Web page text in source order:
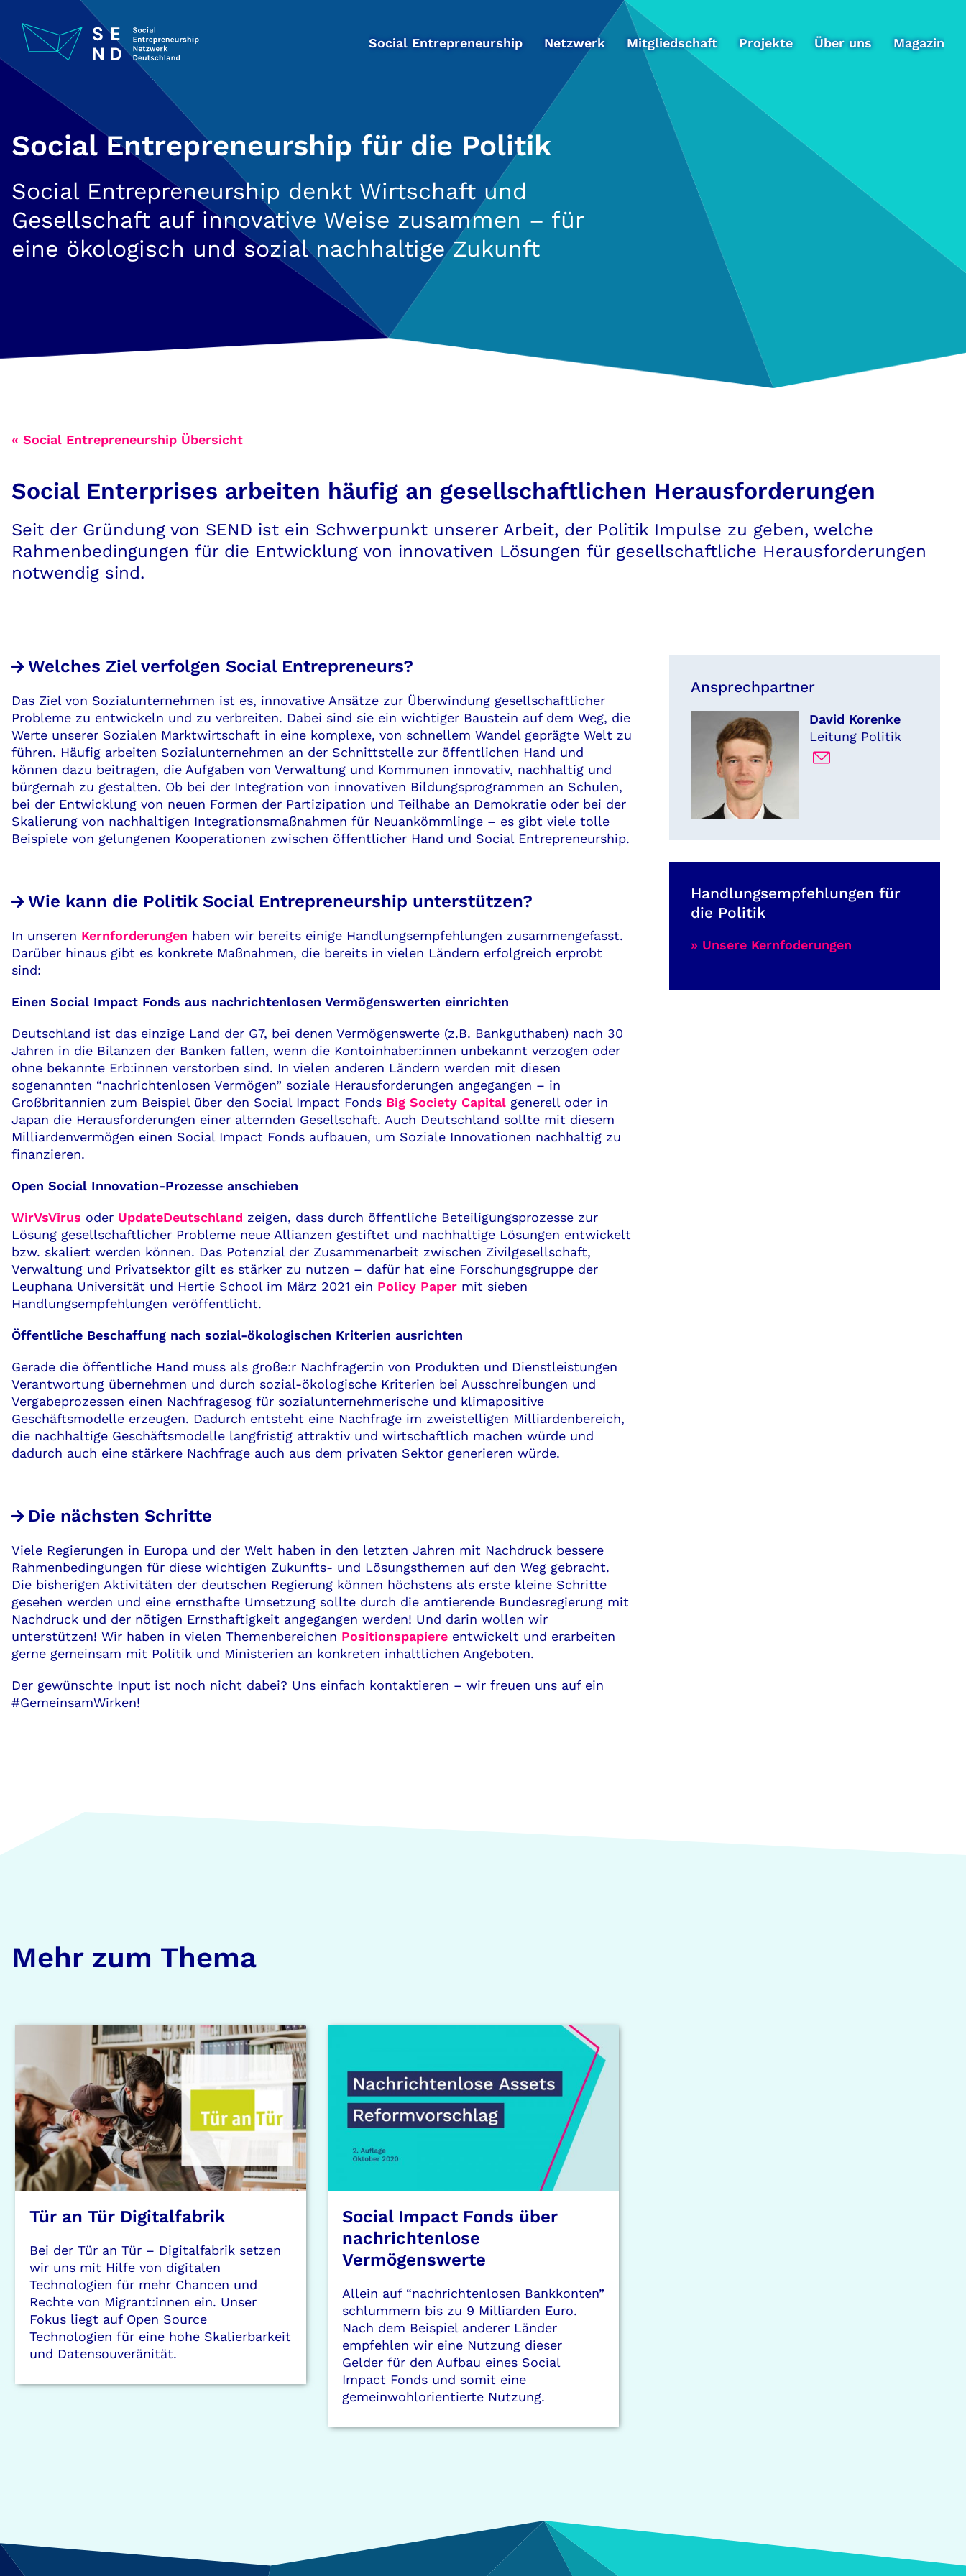
Inhalt
springen
Social Entrepreneurship Netzwerk Mitgliedschaft Projekte Über uns Magazin
Social Entrepreneurship für die Politik
Social Entrepreneurship denkt Wirtschaft und
Gesellschaft auf innovative Weise zusammen – für
eine ökologisch und sozial nachhaltige Zukunft
« Social Entrepreneurship Übersicht
Social Enterprises arbeiten häufig an gesellschaftlichen Herausforderungen
Seit der Gründung von SEND ist ein Schwerpunkt unserer Arbeit, der Politik Impulse zu geben, welche
Rahmenbedingungen für die Entwicklung von innovativen Lösungen für gesellschaftliche Herausforderungen
notwendig sind.
Welches Ziel verfolgen Social Entrepreneurs?
Das Ziel von Sozialunternehmen ist es, innovative Ansätze zur Überwindung gesellschaftlicher
Probleme zu entwickeln und zu verbreiten. Dabei sind sie ein wichtiger Baustein auf dem Weg, die
Werte unserer Sozialen Marktwirtschaft in eine komplexe, von schnellem Wandel geprägte Welt zu
führen. Häufig arbeiten Sozialunternehmen an der Schnittstelle zur öffentlichen Hand und
können dazu beitragen, die Aufgaben von Verwaltung und Kommunen innovativ, nachhaltig und
bürgernah zu gestalten. Ob bei der Integration von innovativen Bildungsprogrammen an Schulen,
bei der Entwicklung von neuen Formen der Partizipation und Teilhabe an Demokratie oder bei der
Skalierung von nachhaltigen Integrationsmaßnahmen für Neuankömmlinge – es gibt viele tolle
Beispiele von gelungenen Kooperationen zwischen öffentlicher Hand und Social Entrepreneurship.
Wie kann die Politik Social Entrepreneurship unterstützen?
In unseren Kernforderungen haben wir bereits einige Handlungsempfehlungen zusammengefasst.
Darüber hinaus gibt es konkrete Maßnahmen, die bereits in vielen Ländern erfolgreich erprobt
sind:
Einen Social Impact Fonds aus nachrichtenlosen Vermögenswerten einrichten
Deutschland ist das einzige Land der G7, bei denen Vermögenswerte (z.B. Bankguthaben) nach 30
Jahren in die Bilanzen der Banken fallen, wenn die Kontoinhaber:innen unbekannt verzogen oder
ohne bekannte Erb:innen verstorben sind. In vielen anderen Ländern werden mit diesen
sogenannten “nachrichtenlosen Vermögen” soziale Herausforderungen angegangen – in
Großbritannien zum Beispiel über den Social Impact Fonds Big Society Capital generell oder in
Japan die Herausforderungen einer alternden Gesellschaft. Auch Deutschland sollte mit diesem
Milliardenvermögen einen Social Impact Fonds aufbauen, um Soziale Innovationen nachhaltig zu
finanzieren.
Open Social Innovation-Prozesse anschieben
WirVsVirus oder UpdateDeutschland zeigen, dass durch öffentliche Beteiligungsprozesse zur
Lösung gesellschaftlicher Probleme neue Allianzen gestiftet und nachhaltige Lösungen entwickelt
bzw. skaliert werden können. Das Potenzial der Zusammenarbeit zwischen Zivilgesellschaft,
Verwaltung und Privatsektor gilt es stärker zu nutzen – dafür hat eine Forschungsgruppe der
Leuphana Universität und Hertie School im März 2021 ein Policy Paper mit sieben
Handlungsempfehlungen veröffentlicht.
Öffentliche Beschaffung nach sozial-ökologischen Kriterien ausrichten
Gerade die öffentliche Hand muss als große:r Nachfrager:in von Produkten und Dienstleistungen
Verantwortung übernehmen und durch sozial-ökologische Kriterien bei Ausschreibungen und
Vergabeprozessen einen Nachfragesog für sozialunternehmerische und klimapositive
Geschäftsmodelle erzeugen. Dadurch entsteht eine Nachfrage im zweistelligen Milliardenbereich,
die nachhaltige Geschäftsmodelle langfristig attraktiv und wirtschaftlich machen würde und
dadurch auch eine stärkere Nachfrage auch aus dem privaten Sektor generieren würde.
Die nächsten Schritte
Viele Regierungen in Europa und der Welt haben in den letzten Jahren mit Nachdruck bessere
Rahmenbedingungen für diese wichtigen Zukunfts- und Lösungsthemen auf den Weg gebracht.
Die bisherigen Aktivitäten der deutschen Regierung können höchstens als erste kleine Schritte
gesehen werden und eine ernsthafte Umsetzung sollte durch die amtierende Bundesregierung mit
Nachdruck und der nötigen Ernsthaftigkeit angegangen werden! Und darin wollen wir
unterstützen! Wir haben in vielen Themenbereichen Positionspapiere entwickelt und erarbeiten
gerne gemeinsam mit Politik und Ministerien an konkreten inhaltlichen Angeboten.
Der gewünschte Input ist noch nicht dabei? Uns einfach kontaktieren – wir freuen uns auf ein
#GemeinsamWirken!
Ansprechpartner
David Korenke
Leitung Politik
Handlungsempfehlungen für
die Politik
» Unsere Kernfoderungen
Mehr zum Thema
Tür an Tür Digitalfabrik
Bei der Tür an Tür – Digitalfabrik setzen
wir uns mit Hilfe von digitalen
Technologien für mehr Chancen und
Rechte von Migrant:innen ein. Unser
Fokus liegt auf Open Source
Technologien für eine hohe Skalierbarkeit
und Datensouveränität.
Social Impact Fonds über
nachrichtenlose
Vermögenswerte
Allein auf “nachrichtenlosen Bankkonten”
schlummern bis zu 9 Milliarden Euro.
Nach dem Beispiel anderer Länder
empfehlen wir eine Nutzung dieser
Gelder für den Aufbau eines Social
Impact Fonds und somit eine
gemeinwohlorientierte Nutzung.